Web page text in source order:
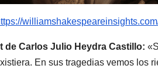
de Carlos Julio Heydra Castillo:
En sus tragedias vemos los